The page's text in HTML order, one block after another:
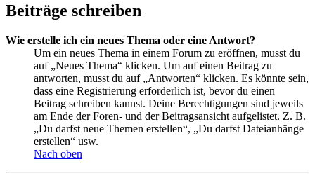
Beiträge schreiben
Wie erstelle ich ein neues Thema oder eine Antwort?
Um ein neues Thema in einem Forum zu eröffnen, musst du
auf „Neues Thema“ klicken. Um auf einen Beitrag zu
antworten, musst du auf „Antworten“ klicken. Es könnte sein,
dass eine Registrierung erforderlich ist, bevor du einen
Beitrag schreiben kannst. Deine Berechtigungen sind jeweils
am Ende der Foren- und der Beitragsansicht aufgelistet. Z. B.
„Du darfst neue Themen erstellen“, „Du darfst Dateianhänge
erstellen“ usw.
Nach oben